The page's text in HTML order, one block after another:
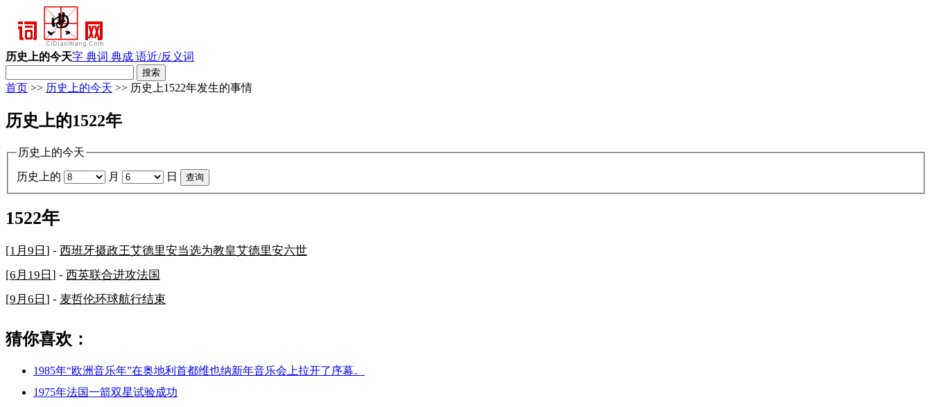
历史上的今天字 典词 典成 语近/反义词
首页 >> 历史上的今天 >> 历史上1522年发生的事情
历史上的1522年
历史上的今天
历史上的 月 日
1522年
[1月9日 ] - 西班牙摄政王艾德里安当选为教皇艾德里安六世
[6月19日 ] - 西英联合进攻法国
[9月6日 ] - 麦哲伦环球航行结束
猜你喜欢：
1985年“欧洲音乐年”在奥地利首都维也纳新年音乐会上拉开了序幕。
1975年法国一箭双星试验成功